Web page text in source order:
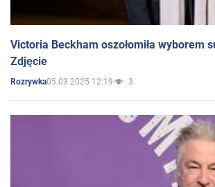
Victoria Beckham oszołomiła wyborem
Zdjęcie
Rozrywka05.03.2025 12:19 3